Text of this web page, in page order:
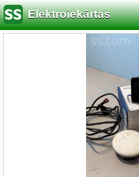
Elektroiekārtas